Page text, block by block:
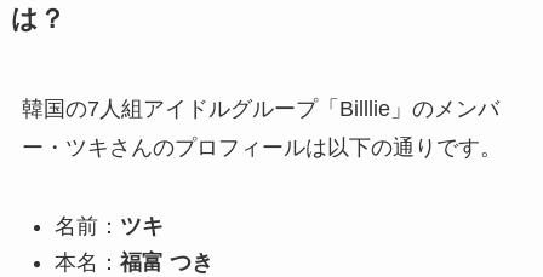
は？
韓国の7人組アイドルグループ「Billlie」のメンバ
ー・ツキさんのプロフィールは以下の通りです。
名前： ツキ
本名： 福富 つき